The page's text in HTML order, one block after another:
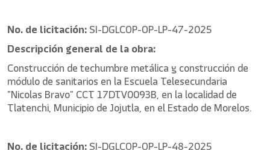
No. de licitación: SI-DGLCOP-OP-LP-47-2025
Descripción general de la obra:
Construcción de techumbre metálica y construcción de
módulo de sanitarios en la Escuela Telesecundaria
"Nicolas Bravo" CCT 17DTV0093B, en la localidad de
Tlatenchi, Municipio de Jojutla, en el Estado de Morelos.
No. de licitación: SI-DGLCOP-OP-LP-48-2025